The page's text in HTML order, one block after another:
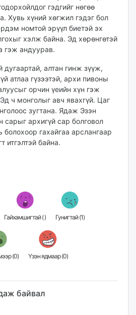
гэдгийг нөгөө
Хувь хүний хөгжил гэдэг бол
номтой эрүүл биетэй эх
хэлж байна. Эд хөрөнгөтэй
гэж андуурав.
дугаартай, алтан гинж зүүж,
атлаа гүзээтэй, архи пивоны
орчин үеийн хүн гэж
ч монголыг авч явахгүй. Цаг
зугтана. Ядаж Эзэн
сарыг архигүй сар болговол
болохоор гахайгаа арслангаар
итгэлтэй байна.
Гайхамшигтай () Гунигтай (1)
Жихүүцмээр (0) Үзэн ядмаар (0)
байвал